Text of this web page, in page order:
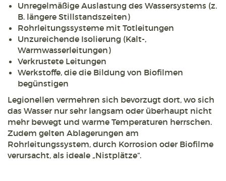
Unregelmäßige Auslastung des Wassersystems (z.
B. längere Stillstandszeiten)
Rohrleitungssysteme mit Totleitungen
Unzureichende Isolierung (Kalt-,
Warmwasserleitungen)
Verkrustete Leitungen
Werkstoffe, die die Bildung von Biofilmen
begünstigen
Legionellen vermehren sich bevorzugt dort, wo sich
das Wasser nur sehr langsam oder überhaupt nicht
mehr bewegt und warme Temperaturen herrschen.
Zudem gelten Ablagerungen am
Rohrleitungssystem, durch Korrosion oder Biofilme
verursacht, als ideale „Nistplätze“.